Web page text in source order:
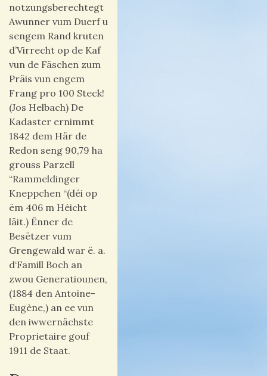
notzungsberechtegt
Awunner vum Duerf u
sengem Rand kruten
d’Virrecht op de Kaf
vun de Fäschen zum
Präis vun engem
Frang pro 100 Steck!
(Jos Helbach) De
Kadaster ernimmt
1842 dem Här de
Redon seng 90,79 ha
grouss Parzell
“Rammeldinger
Kneppchen “(déi op
ëm 406 m Héicht
läit.) Ënner de
Besëtzer vum
Grengewald war ë. a.
d‘Famill Boch an
zwou Generatiounen,
(1884 den Antoine-
Eugène,) an ee vun
den iwwernächste
Proprietaire gouf
1911 de Staat.